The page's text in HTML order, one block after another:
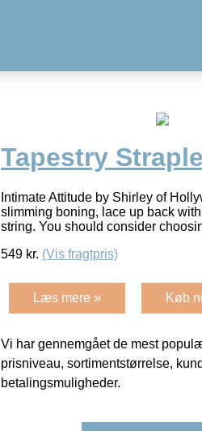
Tapestry
Intimate Attitude by Shirley of
slimming boning, lace up back
string. You should consider
549 kr. (Vis fragtpris)
Læs mere » Køb
Vi har gennemgået de mest
prisniveau, sortimentstørrelse,
betalingsmuligheder.